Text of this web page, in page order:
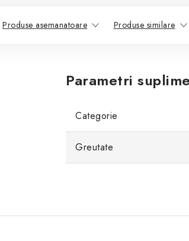
Produse asemanatoare Produse similare
Parametri
Categorie
Greutate